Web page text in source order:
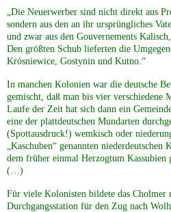
„Die Neuerwerber sind nicht direkt aus
sondern aus den an ihr ursprüngliches
und zwar aus den Gouvernements
Den größten Schub lieferten die
Krósniewice, Gostynin und Kutno.“
In manchen Kolonien war die deutsche
gemischt, daß man bis vier verschiedene
Laufe der Zeit hat sich dann ein
eine der plattdeutschen Mundarten
(Spottausdruck!) wemkisch oder
„Kaschuben“ genannten
dem früher einmal Herzogtum Kassubien
(…)
Für viele Kolonisten bildete das Cholmer
Durchgangsstation für den Zug nach